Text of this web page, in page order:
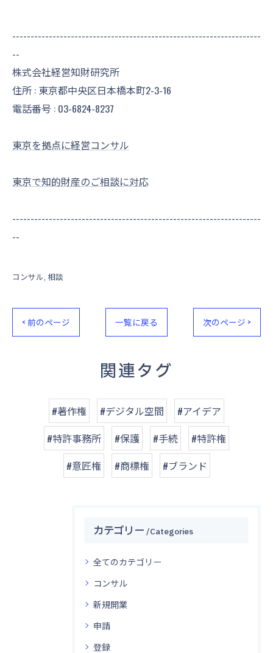
--------------------------------------------------------------------
--
株式会社経営知財研究所
住所 : 東京都中央区日本橋本町2-3-16
電話番号 : 03-6824-8237
東京を拠点に経営コンサル
東京で知的財産のご相談に対応
--------------------------------------------------------------------
--
コンサル 相談
< 前のページ 一覧に戻る 次のページ >
関連タグ
#著作権 #デジタル空間
#アイデア
#特許事務所
#保護 #手続
#特許権
#意匠権
#商標権 #ブランド
カテゴリー Categories
全てのカテゴリー
コンサル
新規開業
申請
登録